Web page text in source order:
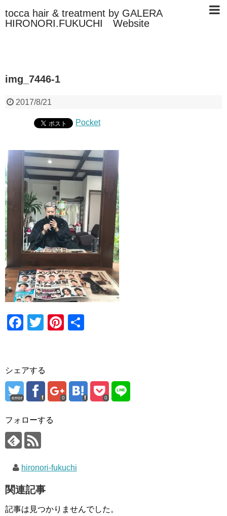
tocca hair & treatment by GALERA
HIRONORI.FUKUCHI Website
img_7446-1
2017/8/21
Pocket
F
e
b
o
o
k
T
er
Pi
st
シェアする
error 0 0
フォローする
hironori-fukuchi
関連記事
記事は見つかりませんでした。